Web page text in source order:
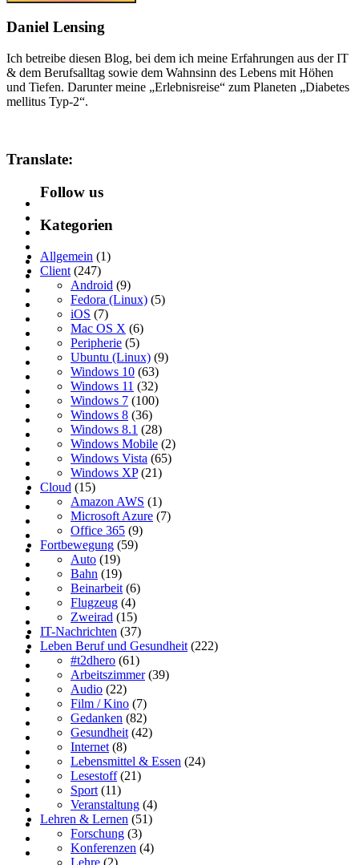
Daniel Lensing
Ich betreibe diesen Blog, bei dem ich meine Erfahrungen aus der IT
& dem Berufsalltag sowie dem Wahnsinn des Lebens mit Höhen
und Tiefen. Darunter meine „Erlebnisreise“ zum Planeten „Diabetes
mellitus Typ-2“.
Translate:
Follow us
Kategorien
Allgemein (1)
Client (247)
Android (9)
Fedora (Linux) (5)
iOS (7)
Mac OS X (6)
Peripherie (5)
Ubuntu (Linux) (9)
Windows 10 (63)
Windows 11 (32)
Windows 7 (100)
Windows 8 (36)
Windows 8.1 (28)
Windows Mobile (2)
Windows Vista (65)
Windows XP(21)
Cloud (15)
Amazon AWS (1)
Microsoft Azure (7)
Office 365 (9)
Fortbewegung (59)
Auto (19)
Bahn (19)
Beinarbeit (6)
Flugzeug (4)
Zweirad (15)
IT-Nachrichten (37)
Leben Beruf und Gesundheit (222)
#t2dhero (61)
Arbeitszimmer(39)
Audio (22)
Film / Kino (7)
Gedanken (82)
Gesundheit (42)
Internet (8)
Lebensmittel & Essen (24)
Lesestoff(21)
Sport (11)
Veranstaltung (4)
Lehren & Lernen (51)
Forschung (3)
Konferenzen (4)
Lehre (2)